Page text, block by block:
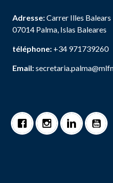
Adresse:Carrer Illes
07014 Palma, Islas Baleares
téléphone: +34 971739260
Email: